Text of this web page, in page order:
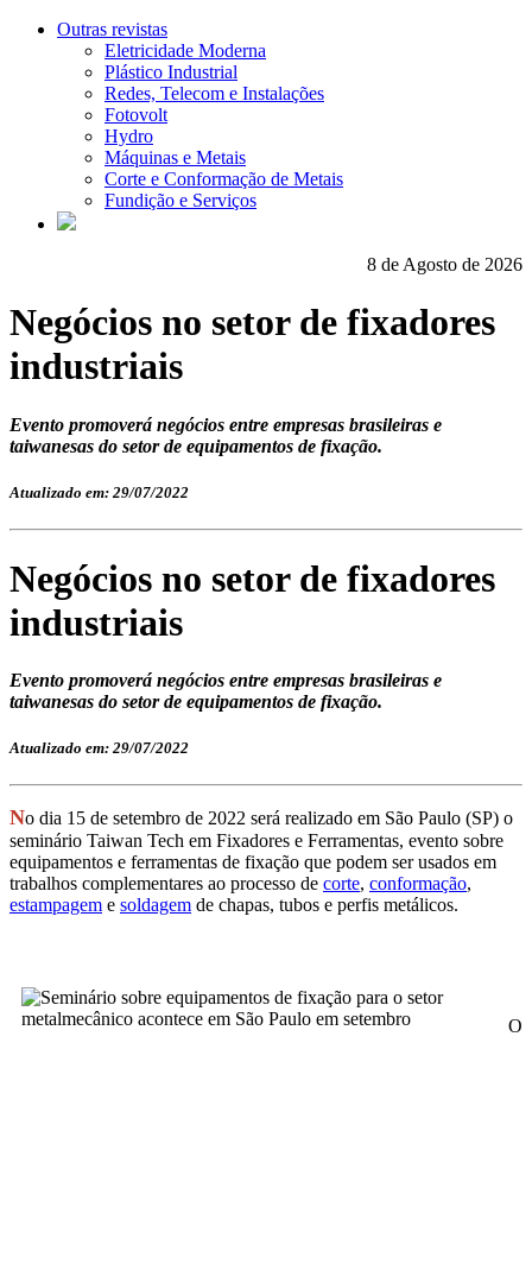
Outras revistas
Eletricidade Moderna
Plástico Industrial
Redes, Telecom e Instalações
Fotovolt
Hydro
Máquinas e Metais
Corte e Conformação de Metais
Fundição e Serviços
8 de Agosto de 2026
Negócios no setor de fixadores
industriais
Evento promoverá negócios entre empresas brasileiras e
taiwanesas do setor de equipamentos de fixação.
Atualizado em: 29/07/2022
Negócios no setor de fixadores
industriais
Evento promoverá negócios entre empresas brasileiras e
taiwanesas do setor de equipamentos de fixação.
Atualizado em: 29/07/2022
No dia 15 de setembro de 2022 será realizado em São Paulo (SP) o
seminário Taiwan Tech em Fixadores e Ferramentas, evento sobre
equipamentos e ferramentas de fixação que podem ser usados em
trabalhos complementares ao processo de corte, conformação,
estampagem e soldagem de chapas, tubos e perfis metálicos.
O